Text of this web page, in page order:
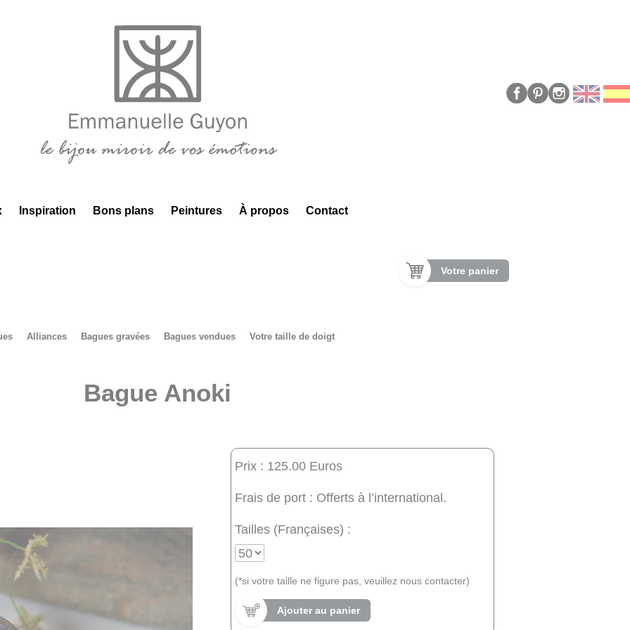
Inspiration Bons plans Peintures À propos Contact
Votre panier
Alliances Bagues gravées Bagues vendues Votre taille de doigt
Bague Anoki
Prix : 125.00 Euros
Frais de port : Offerts à l’international.
Tailles (Françaises) :
(*si votre taille ne figure pas, veuillez nous contacter)
Ajouter au panier